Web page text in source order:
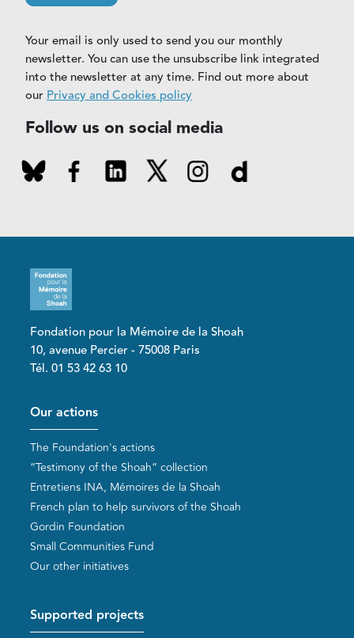
Your email is only used to send you our monthly
newsletter. You can use the unsubscribe link integrated
into the newsletter at any time. Find out more about
our Privacy and Cookies policy
Follow us on social media
Fondation pour la Mémoire de la Shoah
10, avenue Percier - 75008 Paris
Tél. 01 53 42 63 10
Pied de page
Our actions
The Foundation's actions
“Testimony of the Shoah” collection
Entretiens INA, Mémoires de la Shoah
French plan to help survivors of the Shoah
Gordin Foundation
Small Communities Fund
Our other initiatives
Supported projects